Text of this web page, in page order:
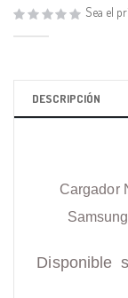
Sea el
DESCRIPCIÓN
Cargador
Disponible